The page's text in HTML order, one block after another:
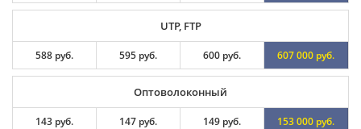
UTP, FTP
588 руб. 595 руб. 600 руб. 607 000 руб.
Оптоволоконный
143 руб. 147 руб. 149 руб. 153 000 руб.